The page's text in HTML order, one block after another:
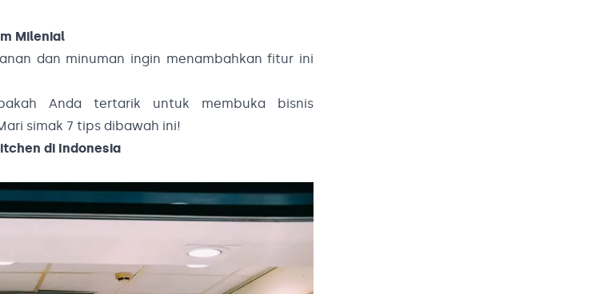
Milenial
dan minuman ingin menambahkan fitur ini
Anda tertarik untuk membuka bisnis
simak 7 tips dibawah ini!
di Indonesia